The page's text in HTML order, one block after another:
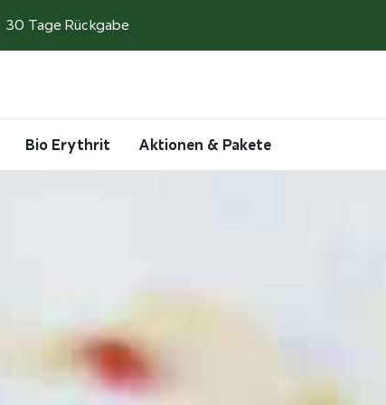
30 Tage Rückgabe
Bio Erythrit Aktionen & Pakete